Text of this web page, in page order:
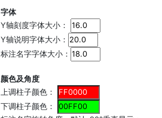
字体
Y轴刻度字体大小：
Y轴说明字体大小：
标注名字字体大小：
颜色及角度
上调柱子颜色：
下调柱子颜色：